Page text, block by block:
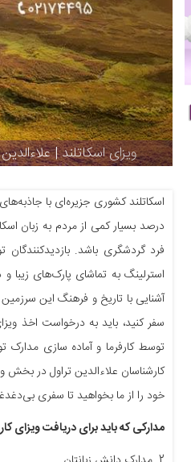
ویزای اسکاتلند |
اسکاتلند کشوری جزیره‌ای با
فرد گردشگری باشد. بازدیدکنندگان
استرلینگ به تماشای پارک‌های زیبا
آشنایی با تاریخ و فرهنگ این
سفر کنید، باید به درخواست اخذ
توسط کارفرما و آماده سازی مدارک
کارشناسان علاءالدین تراول در بخش
خود را از ما بخواهید تا سفری
مدارکی که باید برای دریافت ویزای